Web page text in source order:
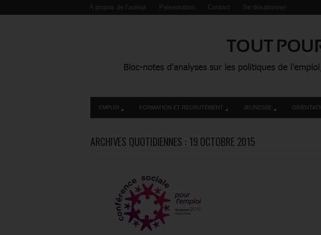
A propos de l’auteur Présentation Contact Se désabonner
EMPLOI FORMATION ET RECRUTEMENT JEUNESSE
ARCHIVES QUOTIDIENNES : 19 OCTOBRE 2015